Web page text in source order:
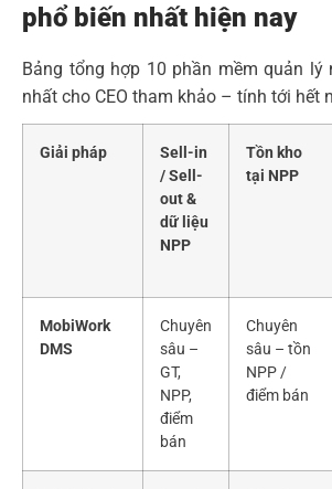
phổ biến nhất hiện nay
Bảng tổng hợp 10 phần mềm quản lý
nhất cho CEO tham khảo – tính tới hết
Giải pháp
Sell-in
/ Sell-
out &
dữ liệu
NPP
Tồn kho
tại NPP
MobiWork
DMS
Chuyên
sâu –
GT,
NPP,
điểm
bán
Chuyên
sâu – tồn
NPP /
điểm bán